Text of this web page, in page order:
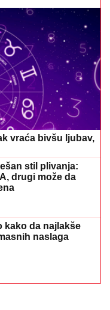
vraća bivšu ljubav,
stil plivanja:
drugi može da
kako da najlakše
naslaga